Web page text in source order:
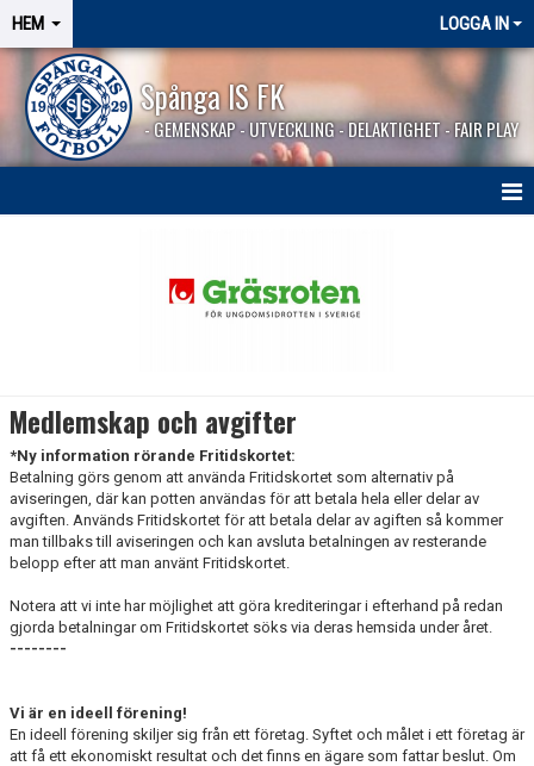
HEM LOGGA IN
Spånga IS FK
- GEMENSKAP - UTVECKLING - DELAKTIGHET - FAIR PLAY
MEDLEMSKAP OCH AVGIFTER
DINA PERSONUPPGIFTER
SPÅNGASHOP
Medlemskap och avgifter
*Ny information rörande Fritidskortet:
Betalning görs genom att använda Fritidskortet som alternativ på
aviseringen, där kan potten användas för att betala hela eller delar av
avgiften. Används Fritidskortet för att betala delar av agiften så kommer
man tillbaks till aviseringen och kan avsluta betalningen av resterande
belopp efter att man använt Fritidskortet.
Notera att vi inte har möjlighet att göra krediteringar i efterhand på redan
gjorda betalningar om Fritidskortet söks via deras hemsida under året.
--------
Vi är en ideell förening!
En ideell förening skiljer sig från ett företag. Syftet och målet i ett företag är
att få ett ekonomiskt resultat och det finns en ägare som fattar beslut. Om